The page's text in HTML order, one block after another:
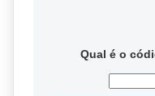
Qual é o